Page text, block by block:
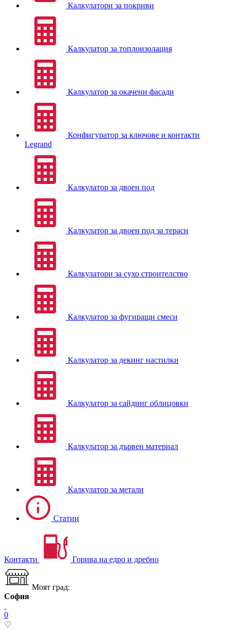
Калкулатори за покриви
Калкулатор за топлоизолация
Калкулатор за окачени фасади
Конфигуратор за ключове и контакти
Legrand
Калкулатор за двоен под
Калкулатор за двоен под за тераси
Калкулатори за сухо строителство
Калкулатор за фугиращи смеси
Калкулатор за декинг настилки
Калкулатор за сайдинг облицовки
Калкулатор за дървен материал
Калкулатор за метали
Статии
Контакти Горива на едро и дребно
Моят град:
София
0
♡